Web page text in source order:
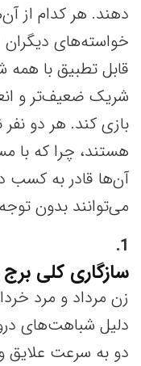
دهند. هر کدام از
خواسته‌های دیگران
قابل تطبیق با
شریک ضعیف‌تر و
بازی کند. هر دو
هستند، چرا که با
آن‌ها قادر به کسب
می‌توانند بدون
1
سازگاری کلی
زن مرداد و مرد
دلیل شباهت‌های
دو به سرعت